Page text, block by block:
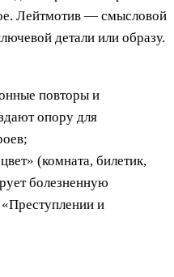
Лейтмотив — смысловой
детали или образу.
повторы и
опору для
(комната, билетик,
болезненную
«Преступлении и